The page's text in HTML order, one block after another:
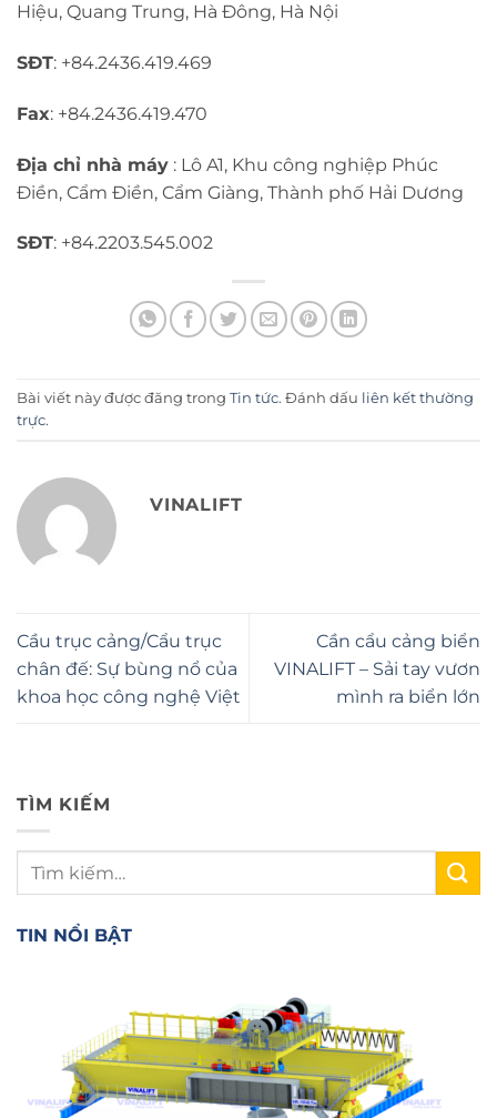
Hiệu, Quang Trung, Hà Đông, Hà Nội
SĐT: +84.2436.419.469
Fax: +84.2436.419.470
Địa chỉ nhà máy : Lô A1, Khu công nghiệp Phúc
Điền, Cẩm Điền, Cẩm Giàng, Thành phố Hải Dương
SĐT: +84.2203.545.002
Bài viết này được đăng trong Tin tức. Đánh dấu liên kết thường
trực.
VINALIFT
Cầu trục cảng/Cẩu trục
chân đế: Sự bùng nổ của
khoa học công nghệ Việt
Cần cẩu cảng biển
VINALIFT – Sải tay vươn
mình ra biển lớn
TÌM KIẾM
TIN NỔI BẬT